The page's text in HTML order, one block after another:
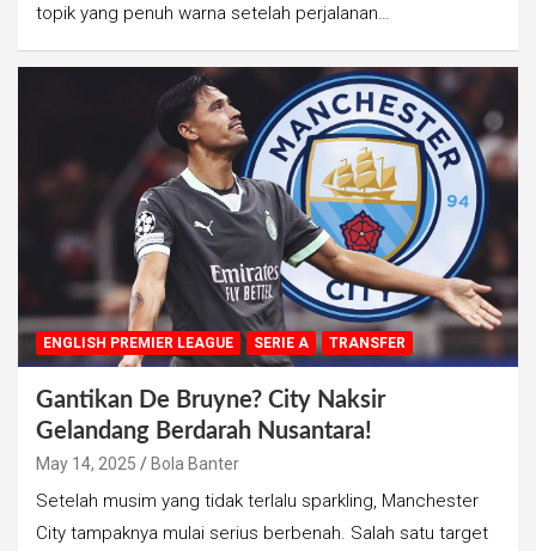
topik yang penuh warna setelah perjalanan…
ENGLISH PREMIER LEAGUE SERIE A TRANSFER
Gantikan De Bruyne? City Naksir
Gelandang Berdarah Nusantara!
May 14, 2025 Bola Banter
Setelah musim yang tidak terlalu sparkling, Manchester
City tampaknya mulai serius berbenah. Salah satu target